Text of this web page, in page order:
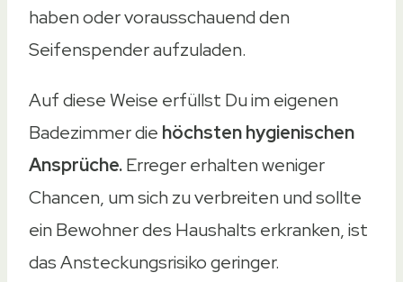
4 Ausgabestufen
3 Ausgabestufen
Energieversorgung
Energieversorgung
4 AA Batterien
Akku per USB ladbar
Akku per USB ladbar
Akku per USB ladbar
haben oder vorausschauend den
Seifenspender aufzuladen.
Auf diese Weise erfüllst Du im eigenen
Badezimmer die höchsten hygienischen
Ansprüche.Erreger erhalten weniger
Chancen, um sich zu verbreiten und sollte
ein Bewohner des Haushalts erkranken, ist
das Ansteckungsrisiko geringer.